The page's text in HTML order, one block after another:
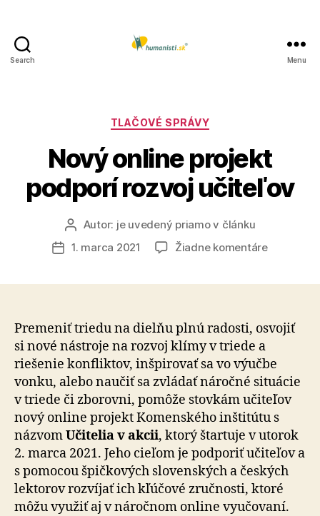
Search Menu
Kategórie
TLAČOVÉ SPRÁVY
Nový online projekt
podporí rozvoj učiteľov
Autor
článku
Autor: je uvedený priamo v článku
Dátum
1. marca 2021 Žiadne komentárena
rozvoj
Premeniť triedu na dielňu plnú radosti, osvojiť
si nové nástroje na rozvoj klímy v triede a
riešenie konfliktov, inšpirovať sa vo výučbe
vonku, alebo naučiť sa zvládať náročné situácie
v triede či zborovni, pomôže stovkám učiteľov
nový online projekt Komenského inštitútu s
názvomUčitelia v akcii, ktorý štartuje v utorok
2. marca 2021. Jeho cieľom je podporiť učiteľov a
s pomocou špičkových slovenských a českých
lektorov rozvíjať ich kľúčové zručnosti, ktoré
môžu využiť aj v náročnom online vyučovaní.